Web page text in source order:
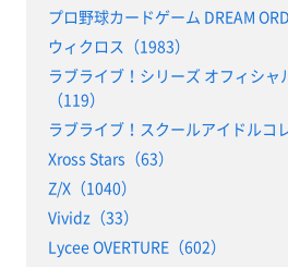
プロ野球カードゲーム DREAM
ウィクロス（1983）
ラブライブ！シリーズ オフィシャ
（119）
ラブライブ！スクールアイドルコ
Xross Stars（63）
Z/X（1040）
Vividz（33）
Lycee OVERTURE（602）